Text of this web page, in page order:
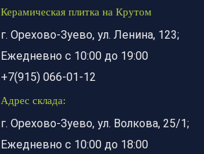
Керамическая плитка на Крутом
г. Орехово-Зуево, ул. Ленина, 123;
Ежедневно с 10:00 до 19:00
+7(915) 066-01-12
Адрес склада:
г. Орехово-Зуево, ул. Волкова, 25/1;
Ежедневно с 10:00 до 18:00